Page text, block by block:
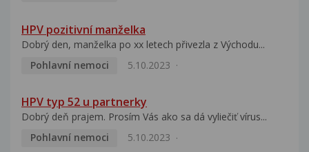
HPV pozitivní manželka
Dobrý den, manželka po xx letech přivezla z Východu...
Pohlavní nemoci
5.10.2023
HPV typ 52 u partnerky
Dobrý deň prajem. Prosím Vás ako sa dá vyliečiť vírus...
Pohlavní nemoci
5.10.2023